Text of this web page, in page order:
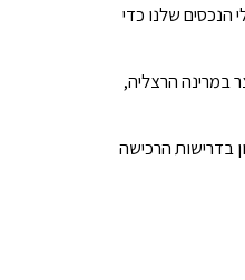
הנכסים שלנו כדי
במרינה הרצליה,
בדרישות הרכישה